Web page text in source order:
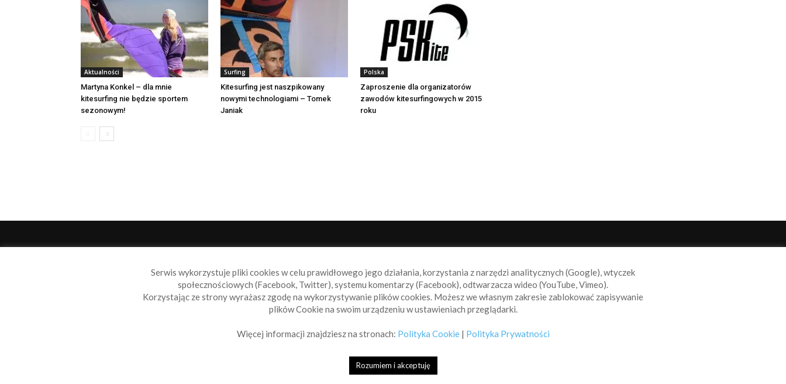
Aktualności
Martyna Konkel – dla mnie
kitesurfing nie będzie sportem
sezonowym!
Surfing
Kitesurfing jest naszpikowany
nowymi technologiami – Tomek
Janiak
Polska
Zaproszenie dla organizatorów
zawodów kitesurfingowych w 2015
roku
Sailbook.pl to miejsce dla wszystkich, którzy szukają aktualnych
wiadomości ze świata żeglarstwa, świata motorowodniactwa i
nie tylko.
Skontaktuj się z nami:info@sailbook.pl
Serwis wykorzystuje pliki cookies w celu prawidłowego jego działania, korzystania z narzędzi analitycznych (Google), wtyczek
społecznościowych (Facebook, Twitter), systemu komentarzy (Facebook), odtwarzacza wideo (YouTube, Vimeo).
Korzystając ze strony wyrażasz zgodę na wykorzystywanie plików cookies. Możesz we własnym zakresie zablokować zapisywanie
plików Cookie na swoim urządzeniu w ustawieniach przeglądarki.
Więcej informacji znajdziesz na stronach: Polityka Cookie| Polityka Prywatności
Rozumiem i akceptuję